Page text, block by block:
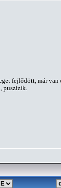
fejlődött, már
puszizik.